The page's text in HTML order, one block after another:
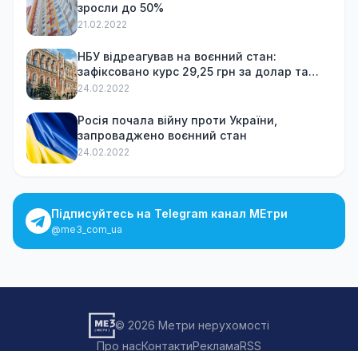
зросли до 50%
21.02.2022
НБУ відреагував на воєнний стан:
зафіксовано курс 29,25 грн за долар та
обмежив зняття готівки
24.02.2022
Росія почала війну проти України,
запроваджено воєнний стан
24.02.2022
Підписуйтесь на Telegram канал МЕтри
@me3_com_ua
© 2026 Метри нерухомості
Про насКонтактиРекламаRSS